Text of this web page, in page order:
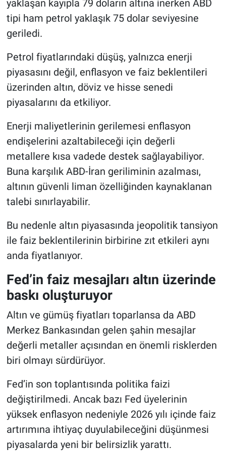
yaklaşan kayıpla 79 doların altına inerken ABD
tipi ham petrol yaklaşık 75 dolar seviyesine
geriledi.
Petrol fiyatlarındaki düşüş, yalnızca enerji
piyasasını değil, enflasyon ve faiz beklentileri
üzerinden altın, döviz ve hisse senedi
piyasalarını da etkiliyor.
Enerji maliyetlerinin gerilemesi enflasyon
endişelerini azaltabileceği için değerli
metallere kısa vadede destek sağlayabiliyor.
Buna karşılık ABD-İran geriliminin azalması,
altının güvenli liman özelliğinden kaynaklanan
talebi sınırlayabilir.
Bu nedenle altın piyasasında jeopolitik tansiyon
ile faiz beklentilerinin birbirine zıt etkileri aynı
anda fiyatlanıyor.
Fed’in faiz mesajları altın üzerinde
baskı oluşturuyor
Altın ve gümüş fiyatları toparlansa da ABD
Merkez Bankasından gelen şahin mesajlar
değerli metaller açısından en önemli risklerden
biri olmayı sürdürüyor.
Fed’in son toplantısında politika faizi
değiştirilmedi. Ancak bazı Fed üyelerinin
yüksek enflasyon nedeniyle 2026 yılı içinde faiz
artırımına ihtiyaç duyulabileceğini düşünmesi
piyasalarda yeni bir belirsizlik yarattı.